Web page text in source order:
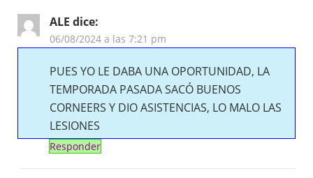
ALE dice:
06/08/2024 a las 7:21 pm
PUES YO LE DABA UNA OPORTUNIDAD, LA
TEMPORADA PASADA SACÓ BUENOS
CORNEERS Y DIO ASISTENCIAS, LO MALO LAS
LESIONES
Responder